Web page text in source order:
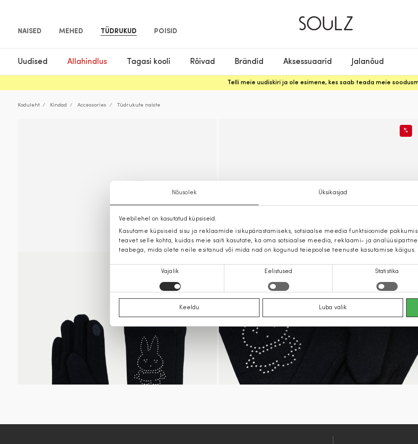
Nõusolek Üksikasjad
Veebilehel on kasutatud küpsiseid.
Kasutame küpsiseid sisu ja reklaamide isikupärastamiseks, sotsiaalse meedia funktsioonide
teavet selle kohta, kuidas meie saiti kasutate, ka oma sotsiaalse meedia, reklaami- ja
teabega, mida olete neile esitanud või mida nad on kogunud teiepoolse teenuste kasutamise käigus.
Vajalik Eelistused Statistika
Keeldu Luba valik
NAISED MEHED TÜDRUKUD POISID
Uudised Allahindlus Tagasi kooli Rõivad Brändid Aksessuaarid Jalanõud
Telli meie uudiskiri ja ole esimene, kes saab teada meie
Koduleht Kindad Accessories Tüdrukute naiste
%